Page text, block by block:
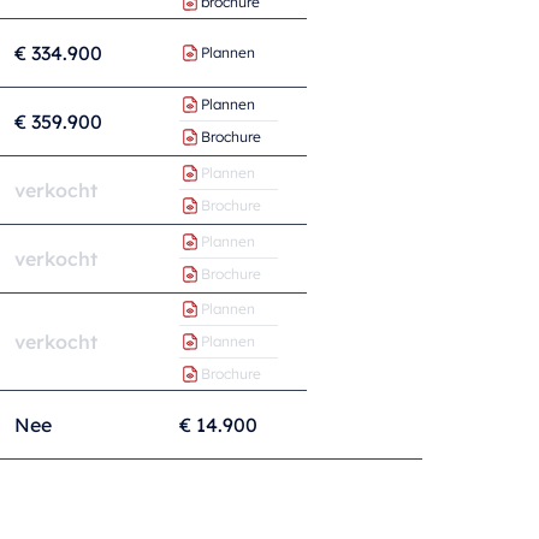
€ 334.900 Plannen
€ 359.900
Plannen
Brochure
verkocht
Plannen
Brochure
verkocht
Plannen
Brochure
verkocht
Plannen
Plannen
Brochure
Nee € 14.900